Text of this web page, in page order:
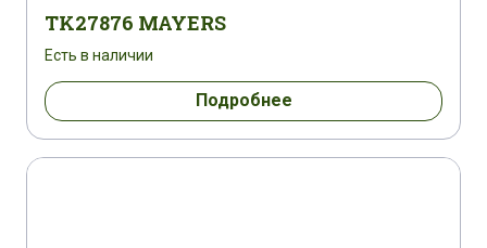
TK27876 MAYERS
Есть в наличии
Подробнее